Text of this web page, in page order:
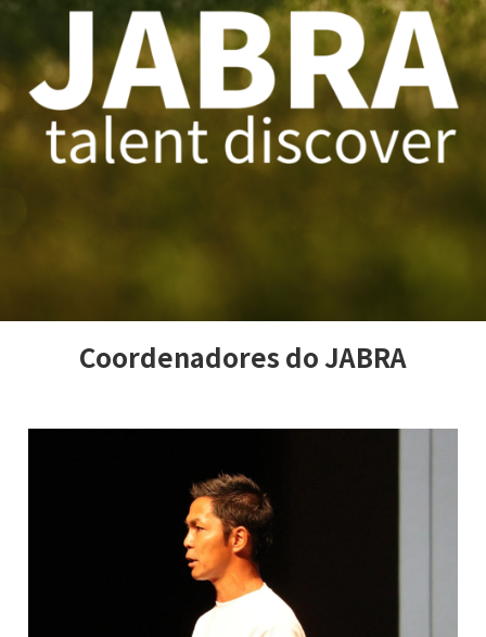
Coordenadores do JABRA